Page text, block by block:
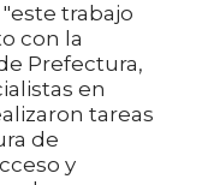
trabajo
con la
Prefectura,
en
tareas
de
y